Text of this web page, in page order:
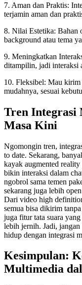
7. Aman dan Praktis:
terjamin aman dan
8. Nilai Estetika: Bahan
background atau tema
9. Meningkatkan
ditampilin, jadi interaksi
10. Fleksibel: Mau kirim
mudahnya, sesuai
Tren Integrasi
Masa Kini
Ngomongin tren,
to date. Sekarang,
kayak augmented
bikin interaksi dalam
ngobrol sama temen
sekarang juga lebih
Dari video high
semua bisa dikirim
juga fitur tata suara
lebih jernih. Jadi,
hidup dengan integrasi
Kesimpulan:
Multimedia